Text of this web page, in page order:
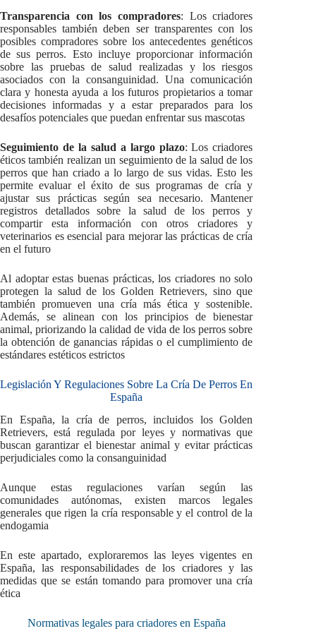
Transparencia con los compradores: Los criadores
responsables también deben ser transparentes con los
posibles compradores sobre los antecedentes genéticos
de sus perros. Esto incluye proporcionar información
sobre las pruebas de salud realizadas y los riesgos
asociados con la consanguinidad. Una comunicación
clara y honesta ayuda a los futuros propietarios a tomar
decisiones informadas y a estar preparados para los
desafíos potenciales que puedan enfrentar sus mascotas
Seguimiento de la salud a largo plazo: Los criadores
éticos también realizan un seguimiento de la salud de los
perros que han criado a lo largo de sus vidas. Esto les
permite evaluar el éxito de sus programas de cría y
ajustar sus prácticas según sea necesario. Mantener
registros detallados sobre la salud de los perros y
compartir esta información con otros criadores y
veterinarios es esencial para mejorar las prácticas de cría
en el futuro
Al adoptar estas buenas prácticas, los criadores no solo
protegen la salud de los Golden Retrievers, sino que
también promueven una cría más ética y sostenible.
Además, se alinean con los principios de bienestar
animal, priorizando la calidad de vida de los perros sobre
la obtención de ganancias rápidas o el cumplimiento de
estándares estéticos estrictos
Legislación Y Regulaciones Sobre La Cría De Perros En
España
En España, la cría de perros, incluidos los Golden
Retrievers, está regulada por leyes y normativas que
buscan garantizar el bienestar animal y evitar prácticas
perjudiciales como la consanguinidad
Aunque estas regulaciones varían según las
comunidades autónomas, existen marcos legales
generales que rigen la cría responsable y el control de la
endogamia
En este apartado, exploraremos las leyes vigentes en
España, las responsabilidades de los criadores y las
medidas que se están tomando para promover una cría
ética
Normativas legales para criadores en España